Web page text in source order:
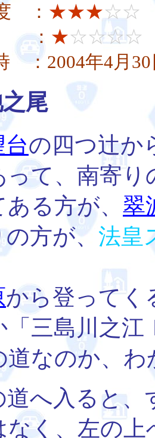
： ★★★☆☆
： ★☆☆☆☆
：2004年4月
尾
の四つ辻か
って、南寄り
る方が、 翠
方が、 法皇
から登ってく
「三島川之
道なのか、
へ入ると、
なく、左の上